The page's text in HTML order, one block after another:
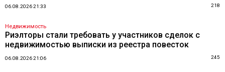
06.08.2026 21:33 218
Недвижимость
Риэлторы стали требовать у участников сделок с
недвижимостью выписки из реестра повесток
06.08.2026 21:06 245